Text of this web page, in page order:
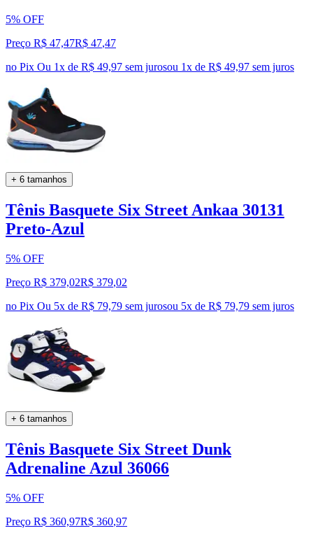
5% OFF
Preço R$ 47,47R$ 47,47
no Pix Ou 1x de R$ 49,97 sem jurosou 1x de R$ 49,97 sem juros
+ 6 tamanhos
Tênis Basquete Six Street Ankaa 30131
Preto-Azul
5% OFF
Preço R$ 379,02R$ 379,02
no Pix Ou 5x de R$ 79,79 sem jurosou 5x de R$ 79,79 sem juros
+ 6 tamanhos
Tênis Basquete Six Street Dunk
Adrenaline Azul 36066
5% OFF
Preço R$ 360,97R$ 360,97